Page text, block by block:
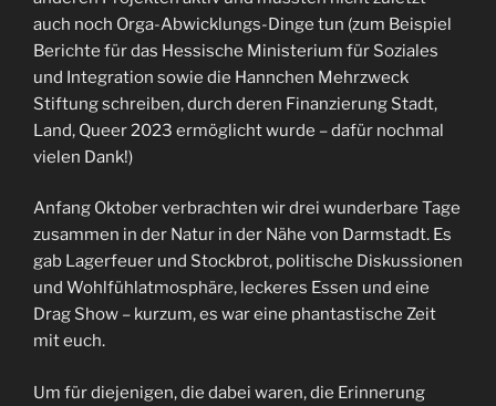
auch noch Orga-Abwicklungs-Dinge tun (zum Beispiel
Berichte für das Hessische Ministerium für Soziales
und Integration sowie die Hannchen Mehrzweck
Stiftung schreiben, durch deren Finanzierung Stadt,
Land, Queer 2023 ermöglicht wurde – dafür nochmal
vielen Dank!)
Anfang Oktober verbrachten wir drei wunderbare Tage
zusammen in der Natur in der Nähe von Darmstadt. Es
gab Lagerfeuer und Stockbrot, politische Diskussionen
und Wohlfühlatmosphäre, leckeres Essen und eine
Drag Show – kurzum, es war eine phantastische Zeit
mit euch.
Um für diejenigen, die dabei waren, die Erinnerung